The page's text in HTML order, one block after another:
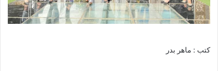
كتب : ماهر بدر